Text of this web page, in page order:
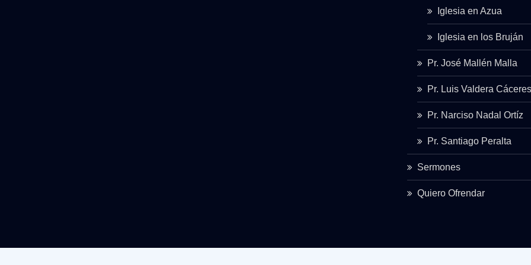
Iglesia en Azua
Iglesia en los Bruján
Pr. José Mallén Malla
Pr. Luis Valdera Cáceres
Pr. Narciso Nadal Ortíz
Pr. Santiago Peralta
Sermones
Quiero Ofrendar